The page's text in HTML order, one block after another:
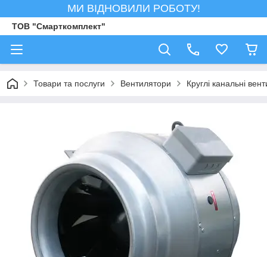
МИ ВІДНОВИЛИ РОБОТУ!
ТОВ "Смарткомплект"
Товари та послуги Вентилятори Круглі канальні